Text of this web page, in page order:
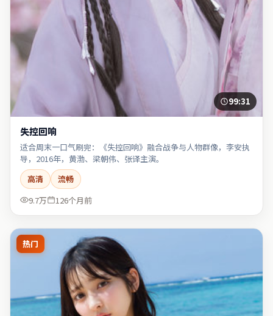
99:31
失控回响
适合周末一口气刷完：《失控回响》融合战争与人物群像，李安执
导，2016年，黄渤、梁朝伟、张译主演。
高清
流畅
9.7万
126个月前
热门